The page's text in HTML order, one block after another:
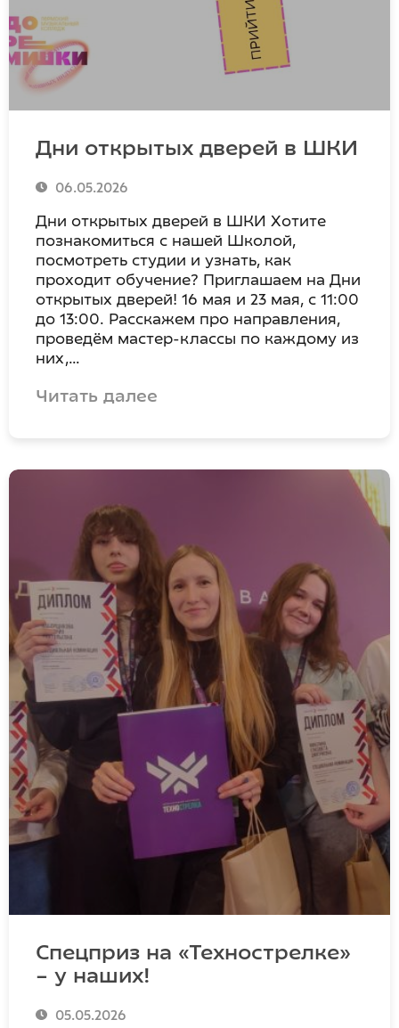
Дни открытых дверей в ШКИ
06.05.2026
Дни открытых дверей в ШКИ Хотите
познакомиться с нашей Школой,
посмотреть студии и узнать, как
проходит обучение? Приглашаем на Дни
открытых дверей! 16 мая и 23 мая, с 11:00
до 13:00. Расскажем про направления,
проведём мастер-классы по каждому из
них,…
Читать далее
Спецприз на «Технострелке»
– у наших!
05.05.2026